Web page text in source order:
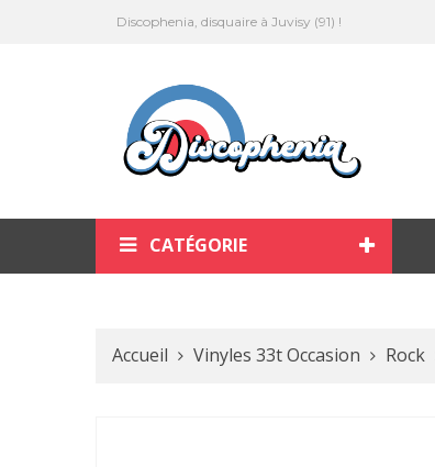
Discophenia, disquaire à Juvisy (91) !
CATÉGORIE
Accueil Vinyles 33t Occasion Rock